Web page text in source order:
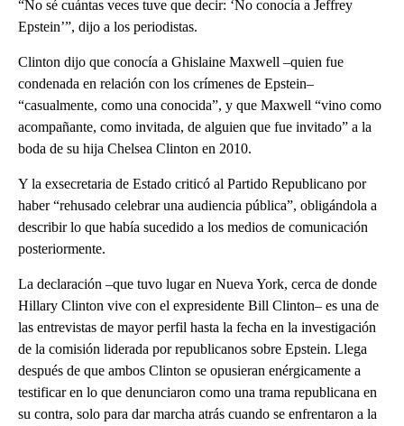
“No sé cuántas veces tuve que decir: ‘No conocía a Jeffrey
Epstein’”, dijo a los periodistas.
Clinton dijo que conocía a Ghislaine Maxwell –quien fue
condenada en relación con los crímenes de Epstein–
“casualmente, como una conocida”, y que Maxwell “vino como
acompañante, como invitada, de alguien que fue invitado” a la
boda de su hija Chelsea Clinton en 2010.
Y la exsecretaria de Estado criticó al Partido Republicano por
haber “rehusado celebrar una audiencia pública”, obligándola a
describir lo que había sucedido a los medios de comunicación
posteriormente.
La declaración –que tuvo lugar en Nueva York, cerca de donde
Hillary Clinton vive con el expresidente Bill Clinton– es una de
las entrevistas de mayor perfil hasta la fecha en la investigación
de la comisión liderada por republicanos sobre Epstein. Llega
después de que ambos Clinton se opusieran enérgicamente a
testificar en lo que denunciaron como una trama republicana en
su contra, solo para dar marcha atrás cuando se enfrentaron a la